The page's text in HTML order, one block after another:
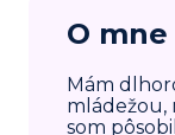
O mne
Mám
mládežou,
som